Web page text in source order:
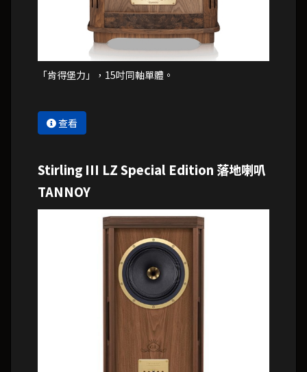
「肯得堡力」，15吋同軸單體。
查看
Stirling III LZ Special Edition 落地喇叭
TANNOY